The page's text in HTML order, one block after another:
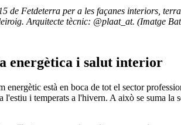
de Fetdeterra per a les façanes interiors,
Arquitecte tècnic: @plaat_at. (Imatge
energètica i salut interior
energètic està en boca de tot el sector
l'estiu i temperats a l'hivern. A això se suma la